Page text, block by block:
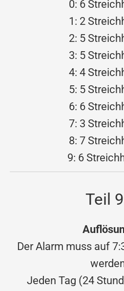
0: 6
1: 2
2: 5
3: 5
4: 4
5: 5
6: 6
7: 3
8: 7
9: 6
Teil
Der Alarm muss auf
Jeden Tag (24